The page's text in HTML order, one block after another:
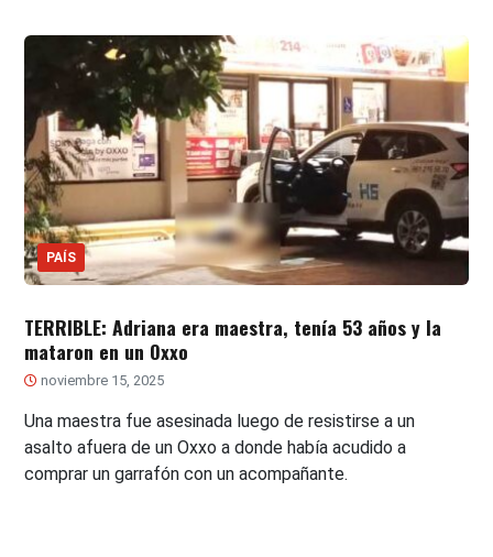
PAÍS
TERRIBLE: Adriana era maestra, tenía 53 años y la
mataron en un Oxxo
noviembre 15, 2025
Una maestra fue asesinada luego de resistirse a un
asalto afuera de un Oxxo a donde había acudido a
comprar un garrafón con un acompañante.